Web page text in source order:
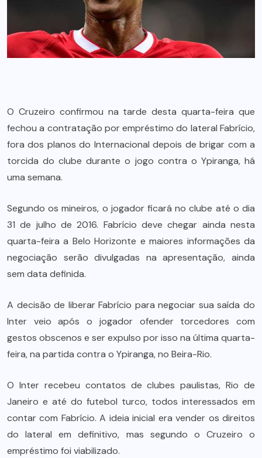
O Cruzeiro confirmou na tarde desta quarta-feira que
fechou a contratação por empréstimo do lateral Fabrício,
fora dos planos do Internacional depois de brigar com a
torcida do clube durante o jogo contra o Ypiranga, há
uma semana.
Segundo os mineiros, o jogador ficará no clube até o dia
31 de julho de 2016. Fabrício deve chegar ainda nesta
quarta-feira a Belo Horizonte e maiores informações da
negociação serão divulgadas na apresentação, ainda
sem data definida.
A decisão de liberar Fabrício para negociar sua saída do
Inter veio após o jogador ofender torcedores com
gestos obscenos e ser expulso por isso na última quarta-
feira, na partida contra o Ypiranga, no Beira-Rio.
O Inter recebeu contatos de clubes paulistas, Rio de
Janeiro e até do futebol turco, todos interessados em
contar com Fabrício. A ideia inicial era vender os direitos
do lateral em definitivo, mas segundo o Cruzeiro o
empréstimo foi viabilizado.